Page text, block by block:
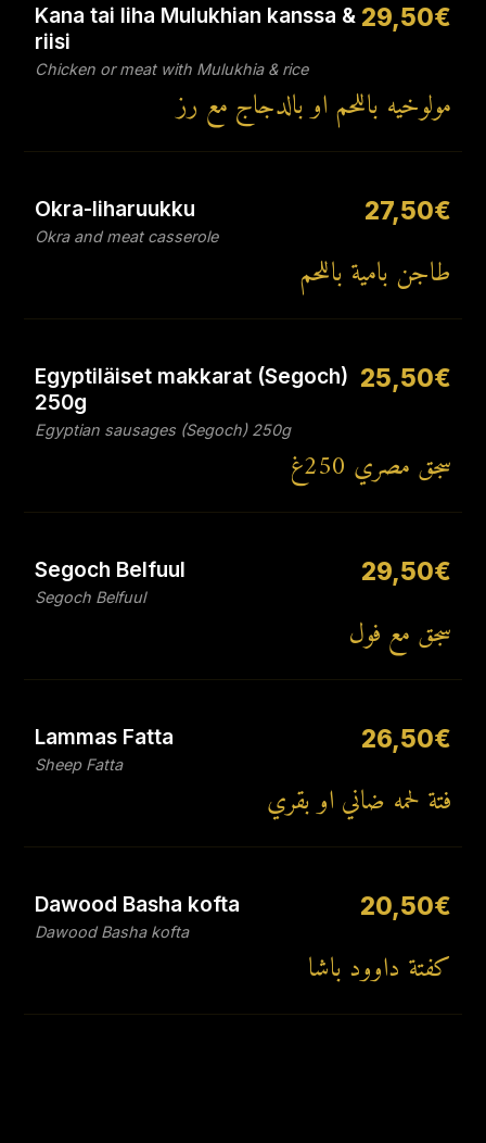
Kana tai liha Mulukhian kanssa &
riisi
Chicken or meat with Mulukhia & rice
29,50€
مولوخيه باللحم او بالدجاج مع رز
Okra-liharuukku
Okra and meat casserole
27,50€
طاجن بامية باللحم
Egyptiläiset makkarat (Segoch)
250g
Egyptian sausages (Segoch) 250g
25,50€
سجق مصري ‎250غ
Segoch Belfuul
Segoch Belfuul
29,50€
سجق مع فول
Lammas Fatta
Sheep Fatta
26,50€
فتة لحمه ضاني او بقري
Dawood Basha kofta
Dawood Basha kofta
20,50€
كفتة داوود باشا